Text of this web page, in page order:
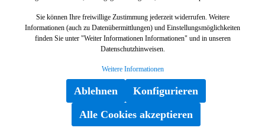
TRAGGELENK QUERSTREBE AN
ACHSSCHENKEL, RECHTS für E 212,
GLC 253, CLS 218-Klasse
Sie können Ihre freiwillige Zustimmung jederzeit widerrufen. Weitere
Informationen (auch zu Datenübermittlungen) und Einstellungsmöglichkeiten
finden Sie unter "Weiter Informationen Informationen" und in unseren
Datenschutzhinweisen.
Weitere Informationen
Ablehnen
Konfigurieren
Alle Cookies akzeptieren